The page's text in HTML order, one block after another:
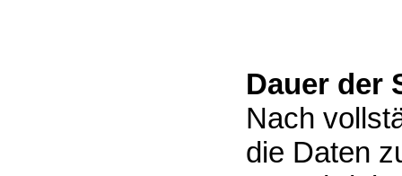
Dauer der
Nach
die Daten